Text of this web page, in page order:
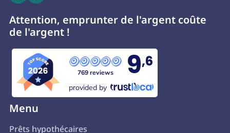
Attention, emprunter de l'argent coûte
de l'argent !
769 reviews 9,6
provided by
Menu
Prêts hypothécaires